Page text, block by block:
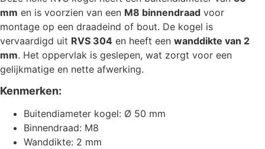
mm en is voorzien van een M8 binnendraad voor
montage op een draadeind of bout. De kogel is
vervaardigd uit RVS 304 en heeft een wanddikte van 2
mm. Het oppervlak is geslepen, wat zorgt voor een
gelijkmatige en nette afwerking.
Kenmerken:
Buitendiameter kogel: Ø 50 mm
Binnendraad: M8
Wanddikte: 2 mm